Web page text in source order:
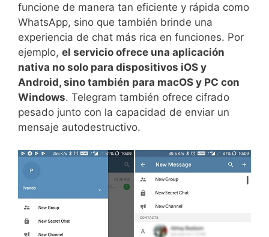
funcione de manera tan eficiente y rápida como
WhatsApp, sino que también brinde una
experiencia de chat más rica en funciones. Por
ejemplo, el servicio ofrece una aplicación
nativa no solo para dispositivos iOS y
Android, sino también para macOS y PC con
Windows. Telegram también ofrece cifrado
pesado junto con la capacidad de enviar un
mensaje autodestructivo.